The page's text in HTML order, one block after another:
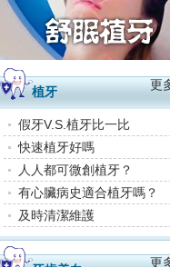
更
植牙
假牙V.S.植牙比一比
快速植牙好嗎
人人都可微創植牙？
有心臟病史適合植牙嗎？
及時清潔維護
更